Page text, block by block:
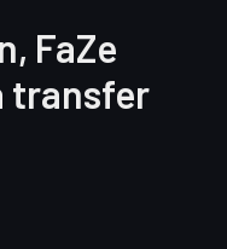
FaZe
transfer